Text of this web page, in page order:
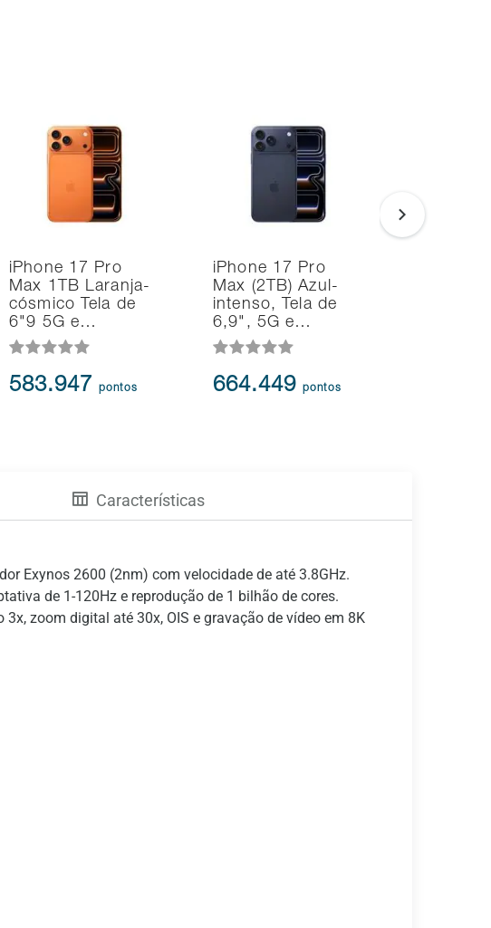
iPhone 17 Pro
Max 1TB Laranja-
cósmico Tela de
6"9 5G e…
583.947pontos
iPhone 17 Pro
Max (2TB) Azul-
intenso, Tela de
6,9", 5G e…
664.449pontos
Características
Exynos 2600 (2nm) com velocidade de até 3.8GHz.
de 1-120Hz e reprodução de 1 bilhão de cores.
zoom digital até 30x, OIS e gravação de vídeo em 8K